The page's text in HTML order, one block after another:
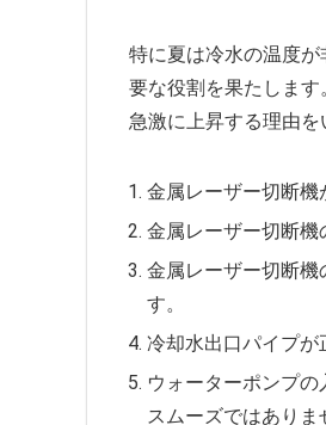
特に夏は冷水の温度
要な役割を果たしま
急激に上昇する理由を
金属レーザー切断機
金属レーザー切断機
金属レーザー切断機
す。
冷却水出口パイプが
ウォーターポンプ
スムーズではありま